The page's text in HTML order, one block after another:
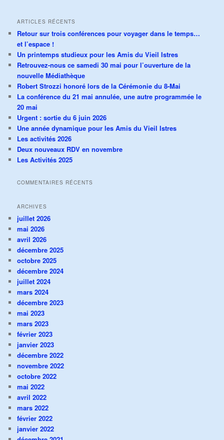
ARTICLES RÉCENTS
Retour sur trois conférences pour voyager dans le temps…
et l’espace !
Un printemps studieux pour les Amis du Vieil Istres
Retrouvez-nous ce samedi 30 mai pour l’ouverture de la
nouvelle Médiathèque
Robert Strozzi honoré lors de la Cérémonie du 8-Mai
La conférence du 21 mai annulée, une autre programmée le
20 mai
Urgent : sortie du 6 juin 2026
Une année dynamique pour les Amis du Vieil Istres
Les activités 2026
Deux nouveaux RDV en novembre
Les Activités 2025
COMMENTAIRES RÉCENTS
ARCHIVES
juillet 2026
mai 2026
avril 2026
décembre 2025
octobre 2025
décembre 2024
juillet 2024
mars 2024
décembre 2023
mai 2023
mars 2023
février 2023
janvier 2023
décembre 2022
novembre 2022
octobre 2022
mai 2022
avril 2022
mars 2022
février 2022
janvier 2022